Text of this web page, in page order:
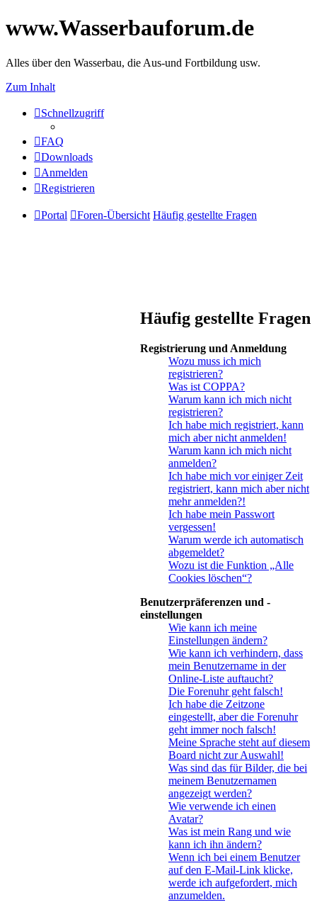
www.Wasserbauforum.de
Alles über den Wasserbau, die Aus-und Fortbildung usw.
Zum Inhalt
Schnellzugriff
FAQ
Downloads
Anmelden
Registrieren
Portal Foren-Übersicht Häufig gestellte Fragen
Häufig gestellte Fragen
Registrierung und Anmeldung
Wozu muss ich mich
registrieren?
Was ist COPPA?
Warum kann ich mich nicht
registrieren?
Ich habe mich registriert, kann
mich aber nicht anmelden!
Warum kann ich mich nicht
anmelden?
Ich habe mich vor einiger Zeit
registriert, kann mich aber nicht
mehr anmelden?!
Ich habe mein Passwort
vergessen!
Warum werde ich automatisch
abgemeldet?
Wozu ist die Funktion „Alle
Cookies löschen“?
Benutzerpräferenzen und -
einstellungen
Wie kann ich meine
Einstellungen ändern?
Wie kann ich verhindern, dass
mein Benutzername in der
Online-Liste auftaucht?
Die Forenuhr geht falsch!
Ich habe die Zeitzone
eingestellt, aber die Forenuhr
geht immer noch falsch!
Meine Sprache steht auf diesem
Board nicht zur Auswahl!
Was sind das für Bilder, die bei
meinem Benutzernamen
angezeigt werden?
Wie verwende ich einen
Avatar?
Was ist mein Rang und wie
kann ich ihn ändern?
Wenn ich bei einem Benutzer
auf den E-Mail-Link klicke,
werde ich aufgefordert, mich
anzumelden.